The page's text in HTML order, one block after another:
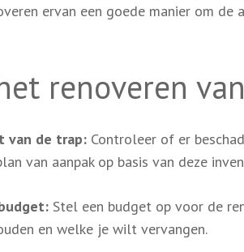
ervan een goede manier om
renoveren
van de trap: Controleer of er
van aanpak op basis van deze
Stel een budget op voor de
en welke je wilt vervangen.